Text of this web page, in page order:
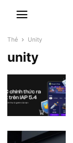
Thẻ Unity
unity